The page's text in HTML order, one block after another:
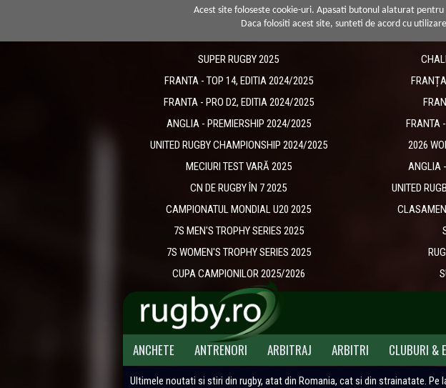
Acest site foloseste cookie-uri. Apasati butonul alaturat
Daca folositi acest site, sunteti de acord cu
SUPER RUGBY 2025
FRANTA - TOP 14, EDITIA 2024/2025
FRANTA - PRO D2, EDITIA 2024/2025
ANGLIA - PREMIERSHIP 2024/2025
UNITED RUGBY CHAMPIONSHIP 2024/2025
MECIURI TEST VARĂ 2025
CN DE RUGBY ÎN 7 2025
CAMPIONATUL MONDIAL U20 2025
7S MEN'S TROPHY SERIES 2025
7S WOMEN'S TROPHY SERIES 2025
CUPA CAMPIONILOR 2025/2026
FRANTA
2026
ANGLIA
UNITED
ANCHETE ANTRENORI ARBITRAJ ARBITRI CLUBURI &
Ultimele noutati si stiri din rugby, atat din Romania, cat si din strainatate.